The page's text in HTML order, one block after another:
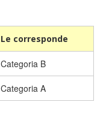
Le corresponde
Categoria B
Categoria A